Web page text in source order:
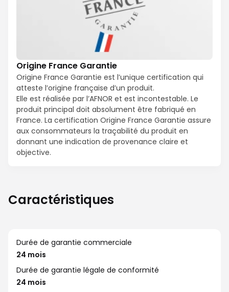
Origine France Garantie
Origine France Garantie est l’unique certification qui
atteste l’origine française d’un produit.
Elle est réalisée par l’AFNOR et est incontestable. Le
produit principal doit absolument être fabriqué en
France. La certification Origine France Garantie assure
aux consommateurs la traçabilité du produit en
donnant une indication de provenance claire et
objective.
Caractéristiques
Durée de garantie commerciale
24 mois
Durée de garantie légale de conformité
24 mois